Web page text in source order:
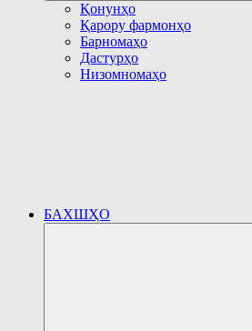
Қонунҳо
Қарору фармонҳо
Барномаҳо
Дастурҳо
Низомномаҳо
БАХШҲО